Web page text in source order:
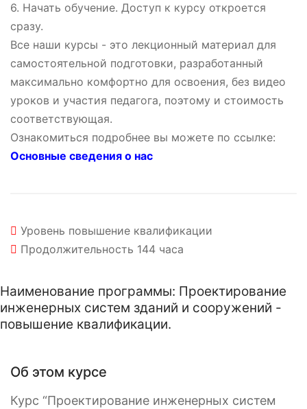
6. Начать обучение. Доступ к курсу откроется
сразу.
Все наши курсы - это лекционный материал для
самостоятельной подготовки, разработанный
максимально комфортно для освоения, без видео
уроков и участия педагога, поэтому и стоимость
соответствующая.
Ознакомиться подробнее вы можете по ссылке:
Основные сведения о нас
Уровень повышение квалификации
Продолжительность 144 часа
Наименование программы: Проектирование
инженерных систем зданий и сооружений -
повышение квалификации.
Об этом курсе
Курс “Проектирование инженерных систем